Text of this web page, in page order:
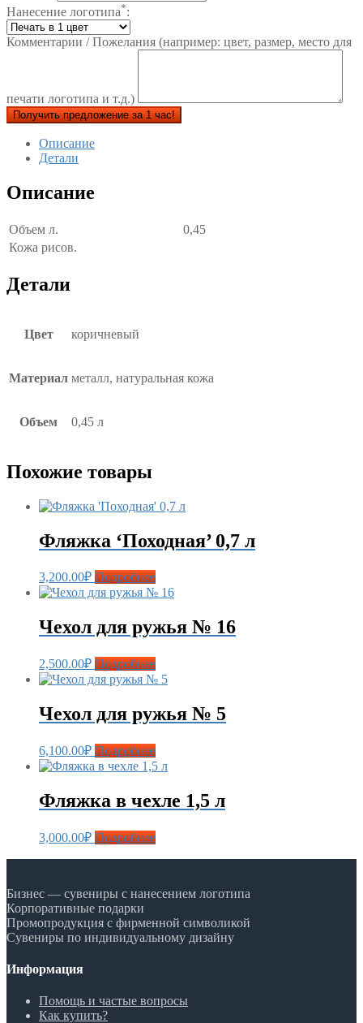
Нанесение логотипа*:
Комментарии / Пожелания (например: цвет, размер, место для
печати логотипа и т.д.)
Получить предложение за 1 час!
Описание
Детали
Описание
Объем л.
0,45
Кожа рисов.
Детали
Цвет коричневый
Материал металл, натуральная кожа
Объем 0,45 л
Похожие товары
Фляжка ‘Походная’ 0,7 л
3,200.00₽ Подробнее
Чехол для ружья № 16
2,500.00₽ Подробнее
Чехол для ружья № 5
6,100.00₽ Подробнее
Фляжка в чехле 1,5 л
3,000.00₽ Подробнее
Бизнес — сувениры с нанесением логотипа
Корпоративные подарки
Промопродукция с фирменной символикой
Сувениры по индивидуальному дизайну
Информация
Помощь и частые вопросы
Как купить?